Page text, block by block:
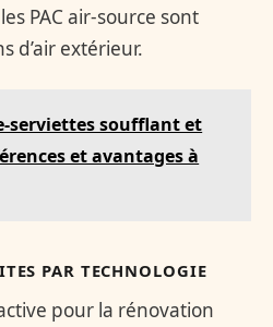
PAC air-source sont
d’air extérieur.
serviettes soufflant et
et avantages à
PAR TECHNOLOGIE
pour la rénovation